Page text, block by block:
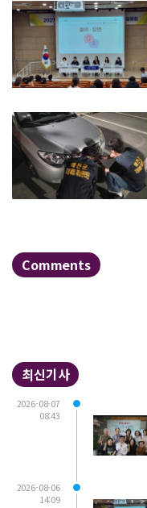
Comments
최신기사
2026-08-07
08:43
2026-08-06
14:09